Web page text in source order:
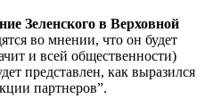
Зеленского в Верховной
во мнении, что он будет
и всей общественности)
представлен, как выразился
партнеров”.